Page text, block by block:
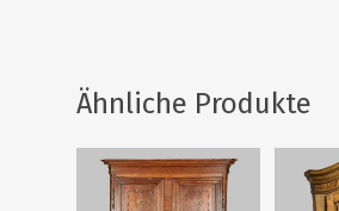
Ähnliche Produkte